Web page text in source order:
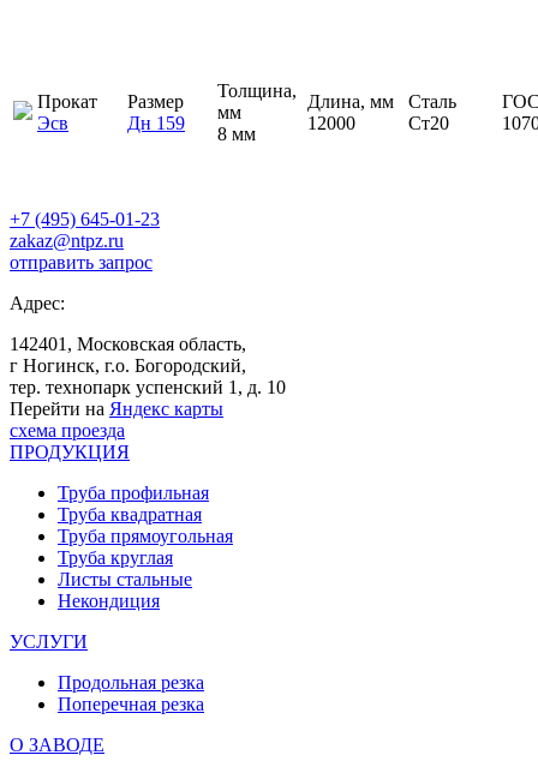
Прокат
Эсв
Размер
Дн 159
Толщина,
мм
8 мм
Длина, мм
12000
Сталь
Ст20
+7 (495) 645-01-23
zakaz@ntpz.ru
отправить запрос
Адрес:
142401, Московская область,
г Ногинск, г.о. Богородский,
тер. технопарк успенский 1, д. 10
Перейти на Яндекс карты
схема проезда
ПРОДУКЦИЯ
Труба профильная
Труба квадратная
Труба прямоугольная
Труба круглая
Листы стальные
Некондиция
УСЛУГИ
Продольная резка
Поперечная резка
О ЗАВОДЕ